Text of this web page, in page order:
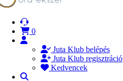
0
Juta Klub belépés
Juta Klub regisztráció
Kedvencek